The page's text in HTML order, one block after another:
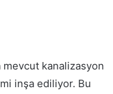
mevcut kanalizasyon
inşa ediliyor. Bu